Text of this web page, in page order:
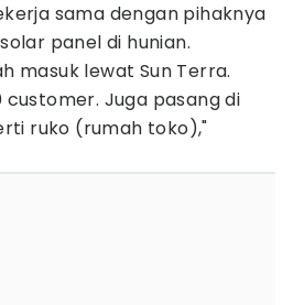
sama dengan pihaknya
panel di hunian.
masuk lewat Sun Terra.
customer. Juga pasang di
ruko (rumah toko),"